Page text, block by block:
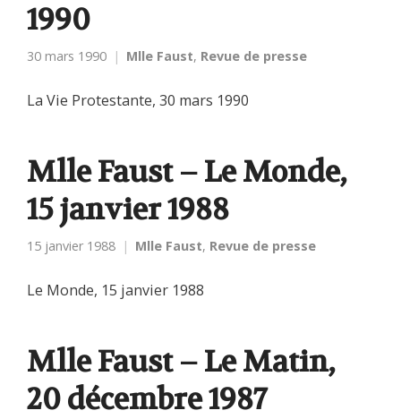
1990
30 mars 1990 Mlle Faust, Revue de presse
La Vie Protestante, 30 mars 1990
Mlle Faust – Le Monde,
15 janvier 1988
15 janvier 1988 Mlle Faust, Revue de presse
Le Monde, 15 janvier 1988
Mlle Faust – Le Matin,
20 décembre 1987